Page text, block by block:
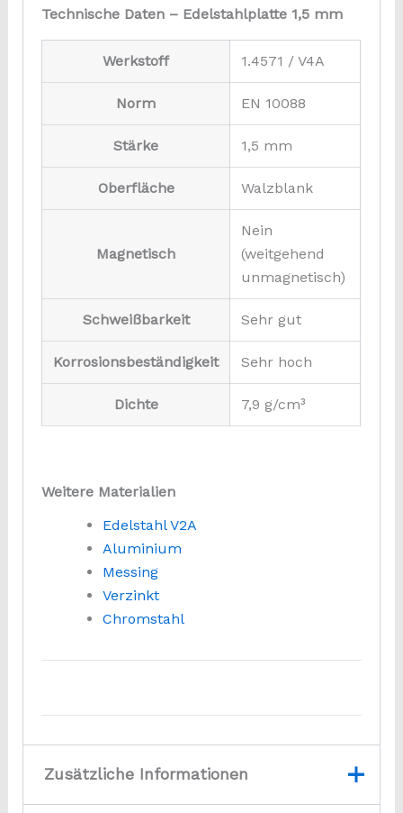
Technische Daten – Edelstahlplatte 1,5 mm
Werkstoff 1.4571 / V4A
Norm EN 10088
Stärke 1,5 mm
Oberfläche Walzblank
Magnetisch
Nein
(weitgehend
unmagnetisch)
Schweißbarkeit Sehr gut
Korrosionsbeständigkeit Sehr hoch
Dichte 7,9 g/cm³
Weitere Materialien
Edelstahl V2A
Aluminium
Messing
Verzinkt
Chromstahl
Zusätzliche Informationen